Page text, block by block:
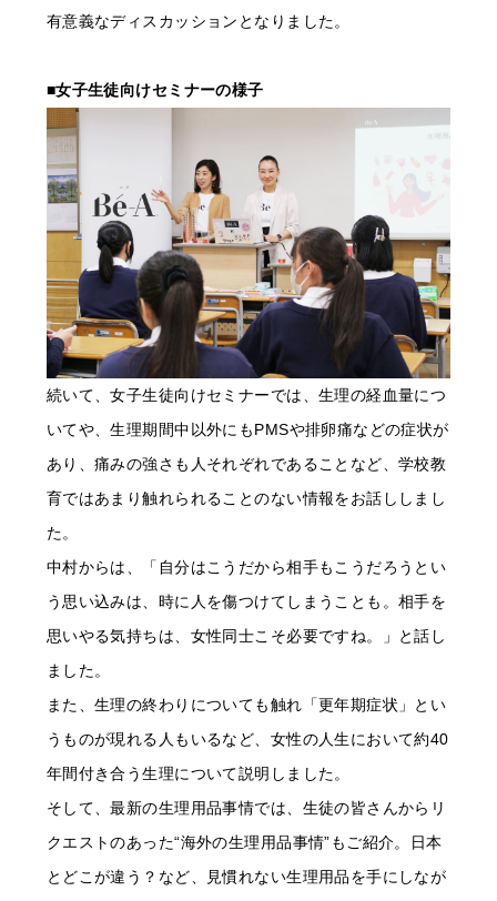
有意義なディスカッションとなりました。
■女子生徒向けセミナーの様子
続いて、女子生徒向けセミナーでは、生理の経血量につ
いてや、生理期間中以外にもPMSや排卵痛などの症状が
あり、痛みの強さも人それぞれであることなど、学校教
育ではあまり触れられることのない情報をお話ししまし
た。
中村からは、「自分はこうだから相手もこうだろうとい
う思い込みは、時に人を傷つけてしまうことも。相手を
思いやる気持ちは、女性同士こそ必要ですね。」と話し
ました。
また、生理の終わりについても触れ「更年期症状」とい
うものが現れる人もいるなど、女性の人生において約40
年間付き合う生理について説明しました。
そして、最新の生理用品事情では、生徒の皆さんからリ
クエストのあった“海外の生理用品事情”もご紹介。日本
とどこが違う？など、見慣れない生理用品を手にしなが